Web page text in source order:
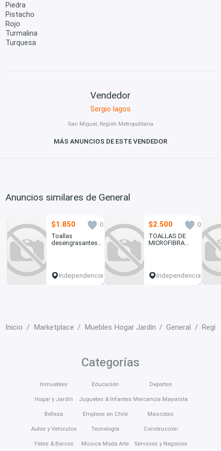
Piedra
Pistacho
Rojo
Turmalina
Turquesa
Vendedor
Sergio lagos
San Miguel, Región Metropolitana
MÁS ANUNCIOS DE ESTE VENDEDOR
Anuncios similares de General
$1.850
0
Toallas
desengrasantes
Independencia
$2.500
0
TOALLAS DE
MICROFIBRA
Independencia
Inicio Marketplace Muebles Hogar Jardín General
Categorías
Inmuebles
Hogar y Jardín
Belleza
Autos y Vehículos
Yates & Barcos
Educación
Juguetes & Infantes
Empleos en Chile
Tecnología
Música Moda Arte
Deportes
Mercancía Mayorista
Mascotas
Construcción
Servicios y Negocios